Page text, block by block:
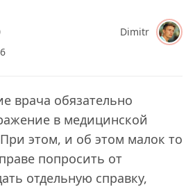
Dimitr
врача обязательно
в медицинской
этом, и об этом малок то
попросить от
отдельную справку,